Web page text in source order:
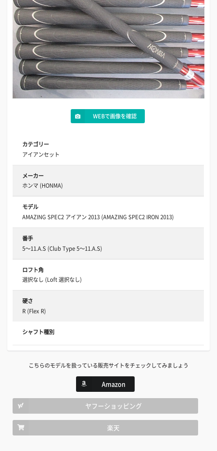
WEBで画像を確認
カテゴリー
アイアンセット
メーカー
ホンマ (HONMA)
モデル
AMAZING SPEC2 アイアン 2013 (AMAZING SPEC2 IRON 2013)
番手
5～11.A.S (Club Type 5～11.A.S)
ロフト角
選択なし (Loft 選択なし)
硬さ
R (Flex R)
シャフト種別
こちらのモデルを扱っている販売サイトをチェックしてみましょう
Amazon
ヤフーショッピング
楽天